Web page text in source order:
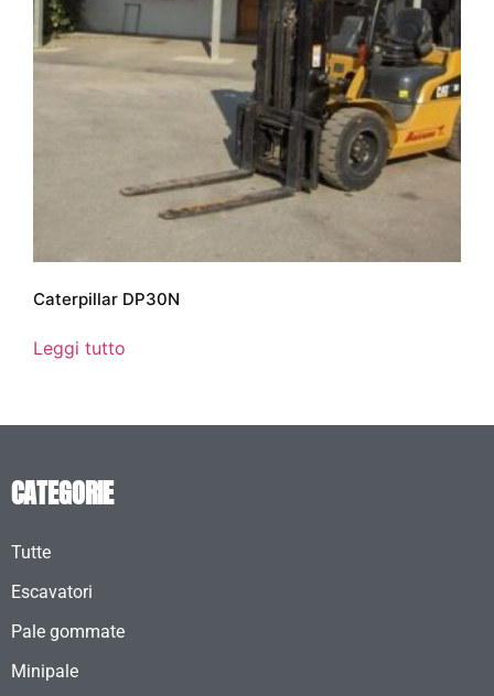
Caterpillar DP30N
Leggi tutto
CATEGORIE
Tutte
Escavatori
Pale gommate
Minipale